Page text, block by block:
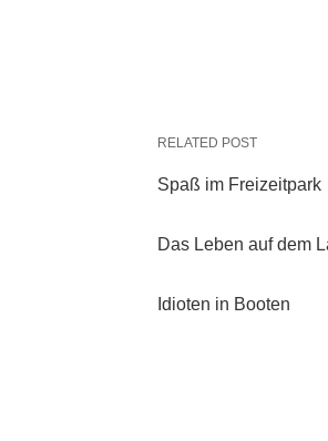
RELATED POST
Spaß im Freizeitpark
Das Leben auf dem
Idioten in Booten